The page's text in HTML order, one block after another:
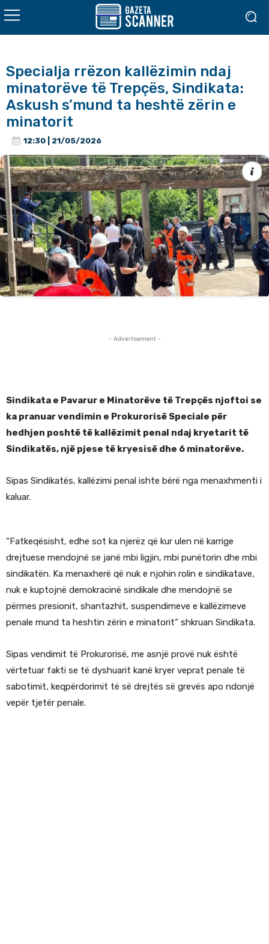
Specialja rrëzon kallëzimin ndaj
minatorëve të Trepçës, Sindikata:
Askush s’mund ta heshtë zërin e
minatorit
12:30 | 21/05/2026
- Advertisement -
Sindikata e Pavarur e Minatorëve të Trepçës njoftoi se
ka pranuar vendimin e Prokurorisë Speciale për
hedhjen poshtë të kallëzimit penal ndaj kryetarit të
Sindikatës, një pjese të kryesisë dhe 6 minatorëve.
Sipas Sindikatës, kallëzimi penal ishte bërë nga menaxhmenti i
kaluar.
“Fatkeqësisht, edhe sot ka njerëz që kur ulen në karrige
drejtuese mendojnë se janë mbi ligjin, mbi punëtorin dhe mbi
sindikatën. Ka menaxherë që nuk e njohin rolin e sindikatave,
nuk e kuptojnë demokracinë sindikale dhe mendojnë se
përmes presionit, shantazhit, suspendimeve e kallëzimeve
penale mund ta heshtin zërin e minatorit” shkruan Sindikata.
Sipas vendimit të Prokurorisë, me asnjë provë nuk është
vërtetuar fakti se të dyshuarit kanë kryer veprat penale të
sabotimit, keqpërdorimit të së drejtës së grevës apo ndonjë
vepër tjetër penale.